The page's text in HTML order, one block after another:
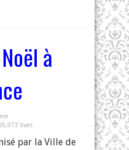
à
26,973 Vues
par la Ville de